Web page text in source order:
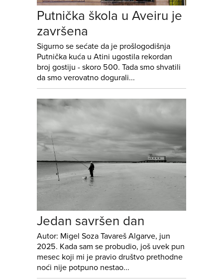
Putnička škola u Aveiru je
završena
Sigurno se sećate da je prošlogodišnja
Putnička kuća u Atini ugostila rekordan
broj gostiju - skoro 500. Tada smo shvatili
da smo verovatno dogurali...
Jedan savršen dan
Autor: Migel Soza Tavareš Algarve, jun
2025. Kada sam se probudio, još uvek pun
mesec koji mi je pravio društvo prethodne
noći nije potpuno nestao...